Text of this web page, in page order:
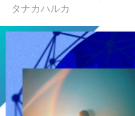
タナカハルカ